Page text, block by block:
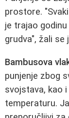
prostore.
je trajao
grudva", žali se
Bambusova
punjenje zbog
svojstava, kao
temperaturu.